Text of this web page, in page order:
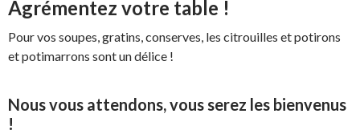
Agrémentez votre table !
Pour vos soupes, gratins, conserves, les citrouilles et potirons
et potimarrons sont un délice !
Nous vous attendons, vous serez les bienvenus
!